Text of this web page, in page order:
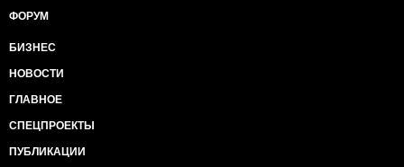
ФОРУМ
БИЗНЕС
НОВОСТИ
ГЛАВНОЕ
СПЕЦПРОЕКТЫ
ПУБЛИКАЦИИ